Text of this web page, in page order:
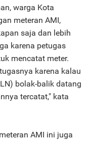
warga Kota
meteran AMI,
saja dan lebih
karena petugas
mencatat meter.
karena kalau
bolak-balik datang
tercatat," kata
AMI ini juga